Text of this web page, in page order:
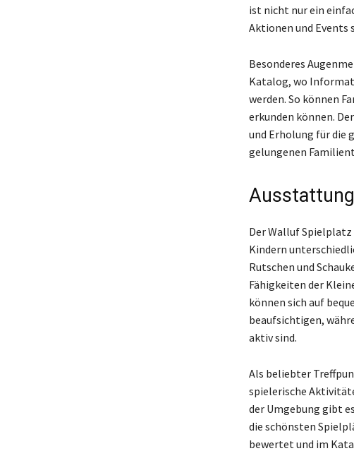
ist nicht nur ein
Aktionen und Events
Besonderes
Katalog, wo
werden. So können
erkunden können.
und Erholung für die
gelungenen
Der Walluf
Kindern
Rutschen und
Fähigkeiten der
können sich auf
beaufsichtigen,
aktiv sind.
Als beliebter
spielerische
der Umgebung gibt
die schönsten
bewertet und im